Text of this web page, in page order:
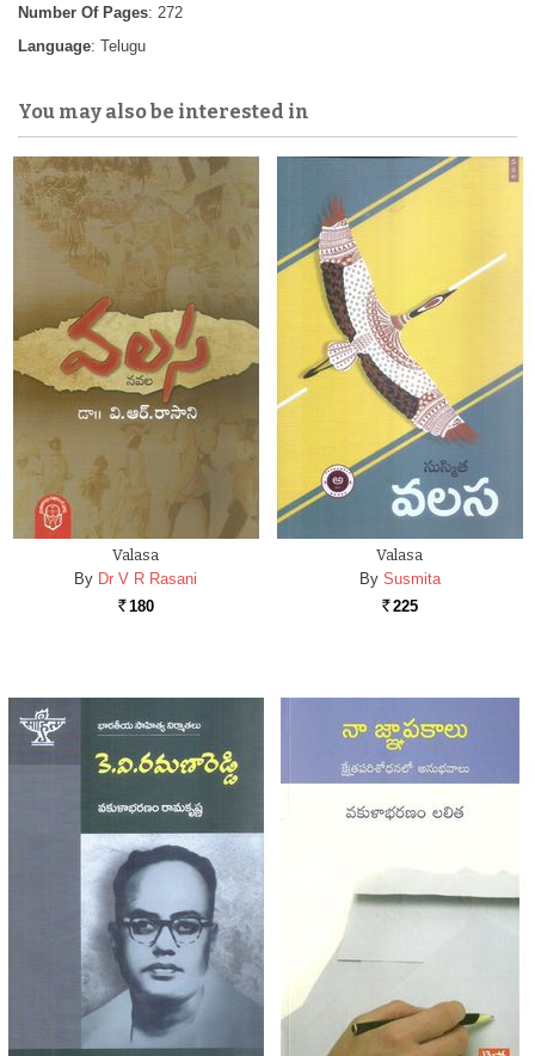
Number Of Pages: 272
Language: Telugu
You may also be interested in
Valasa
By Dr V R Rasani
Rs. 180
Valasa
By Susmita
Rs. 225